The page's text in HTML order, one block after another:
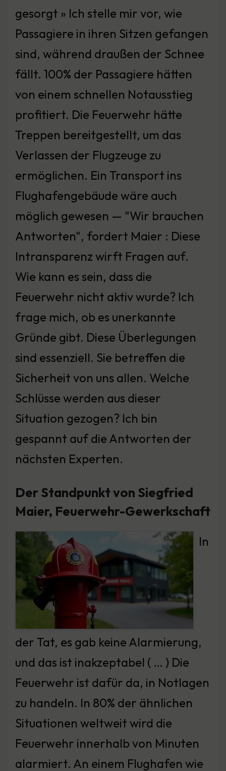
gesorgt » Ich stelle mir vor, wie
Passagiere in ihren Sitzen gefangen
sind, während draußen der Schnee
fällt. 100% der Passagiere hätten
von einem schnellen Notausstieg
profitiert. Die Feuerwehr hätte
Treppen bereitgestellt, um das
Verlassen der Flugzeuge zu
ermöglichen. Ein Transport ins
Flughafengebäude wäre auch
möglich gewesen — "Wir brauchen
Antworten", fordert Maier : Diese
Intransparenz wirft Fragen auf.
Wie kann es sein, dass die
Feuerwehr nicht aktiv wurde? Ich
frage mich, ob es unerkannte
Gründe gibt. Diese Überlegungen
sind essenziell. Sie betreffen die
Sicherheit von uns allen. Welche
Schlüsse werden aus dieser
Situation gezogen? Ich bin
gespannt auf die Antworten der
nächsten Experten.
Der Standpunkt von Siegfried
Maier, Feuerwehr-Gewerkschaft
In
der Tat, es gab keine Alarmierung,
und das ist inakzeptabel ( … ) Die
Feuerwehr ist dafür da, in Notlagen
zu handeln. In 80% der ähnlichen
Situationen weltweit wird die
Feuerwehr innerhalb von Minuten
alarmiert. An einem Flughafen wie